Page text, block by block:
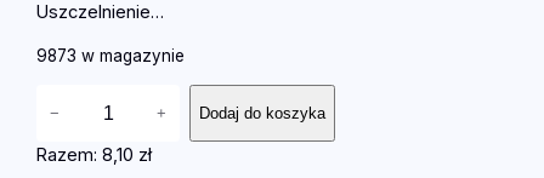
Uszczelnienie…
9873 w magazynie
o
− + Dodaj do koszyka
Razem:8,10 zł